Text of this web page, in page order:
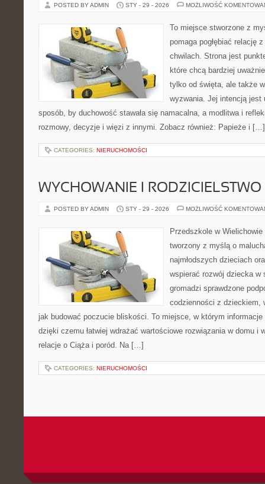
POSTED BY ADMIN STY - 29 - 2026 MOŻLIWOŚĆ
To miejsce stworzone z
pomaga pogłębiać relację
chwilach. Strona jest
które chcą bardziej
tylko od święta, ale także
wyzwania. Jej intencją jest
sposób, by duchowość stawała się namacalna, a modlitwa i
rozmowy, decyzje i więzi z innymi. Zobacz również: Papieże i […]
CATEGORIES: NIERUCHOMOŚCI
WYCHOWANIE I RODZICIELSTWO
POSTED BY ADMIN STY - 29 - 2026 MOŻLIWOŚĆ
Przedszkole w
tworzony z myślą o
najmłodszych dzieciach
wspierać rozwój dziecka w
gromadzi sprawdzone
codzienności z dzieckiem,
jak budować poczucie bliskości. To miejsce, w którym informacje
dzięki czemu łatwiej wdrażać wartościowe rozwiązania w domu i
relacje o Ciąża i poród. Na […]
CATEGORIES: NIERUCHOMOŚCI